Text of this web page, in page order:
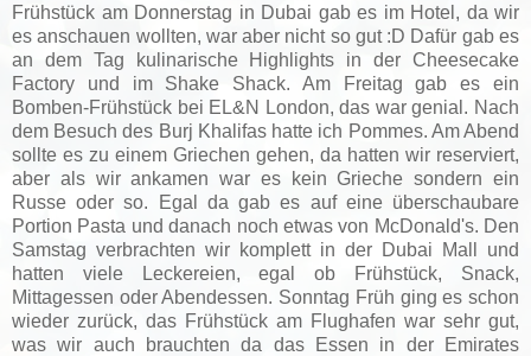
Frühstück am Donnerstag in Dubai gab es im Hotel, da wir
es anschauen wollten, war aber nicht so gut :D Dafür gab es
an dem Tag kulinarische Highlights in der Cheesecake
Factory und im Shake Shack. Am Freitag gab es ein
Bomben-Frühstück bei EL&N London, das war genial. Nach
dem Besuch des Burj Khalifas hatte ich Pommes. Am Abend
sollte es zu einem Griechen gehen, da hatten wir reserviert,
aber als wir ankamen war es kein Grieche sondern ein
Russe oder so. Egal da gab es auf eine überschaubare
Portion Pasta und danach noch etwas von McDonald's. Den
Samstag verbrachten wir komplett in der Dubai Mall und
hatten viele Leckereien, egal ob Frühstück, Snack,
Mittagessen oder Abendessen. Sonntag Früh ging es schon
wieder zurück, das Frühstück am Flughafen war sehr gut,
was wir auch brauchten da das Essen in der Emirates